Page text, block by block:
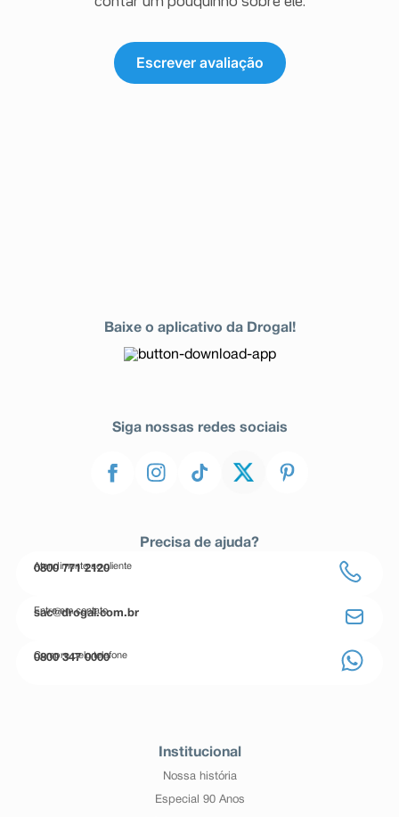
Escrever avaliação
Baixe o aplicativo da Drogal!
Siga nossas redes sociais
Precisa de ajuda?
Atendimento ao cliente
0800 771 2120
Entre em contato
sac@drogal.com.br
Compre pelo telefone
0800 347 0000
Institucional
Nossa história
Especial 90 Anos